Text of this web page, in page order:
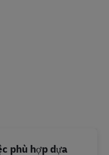
phù hợp dựa